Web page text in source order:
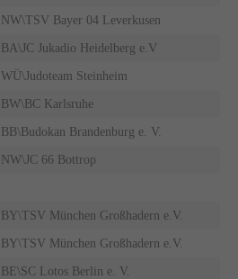
NW\TSV Bayer 04 Leverkusen
BA\JC Jukadio Heidelberg e.V
WÜ\Judoteam Steinheim
BW\BC Karlsruhe
BB\Budokan Brandenburg e. V.
NW\JC 66 Bottrop
BY\TSV München Großhadern e.V.
BY\TSV München Großhadern e.V.
BE\SC Lotos Berlin e. V.